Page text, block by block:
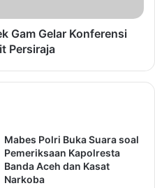
Gam Gelar Konferensi
Persiraja
Mabes Polri Buka Suara soal
Pemeriksaan Kapolresta
Banda Aceh dan Kasat
Narkoba